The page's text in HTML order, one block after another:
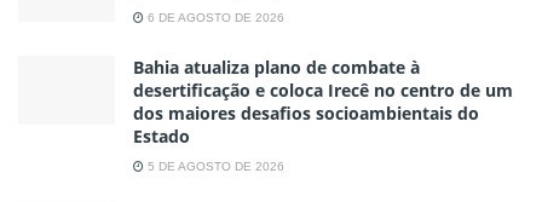
6 DE AGOSTO DE 2026
Bahia atualiza plano de combate à
desertificação e coloca Irecê no centro de um
dos maiores desafios socioambientais do
Estado
5 DE AGOSTO DE 2026